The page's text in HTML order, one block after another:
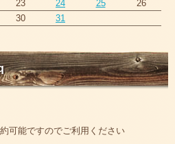
23 24 25
26
30 31
可能ですのでご利用ください